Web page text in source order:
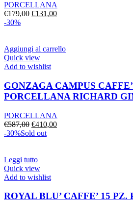
PORCELLANA
€179,00 Il
€179,00.
€131,00Il
€131,00.
-30%
Aggiungi al carrello
Quick view
Add to wishlist
GONZAGA CAMPUS
PORCELLANA RICHARD
PORCELLANA
€587,00 Il
prezzo
€587,00.
€410,00Il
-30%Sold out
Leggi tutto
Quick view
Add to wishlist
ROYAL BLU’ CAFFE’ 15